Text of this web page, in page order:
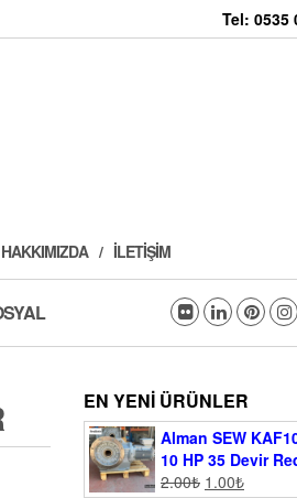
Tel: 0535
HAKKIMIZDA İLETIŞIM
EN YENI ÜRÜNLER
Alman SEW
10 HP 35 Devir
2.00₺ 1.00₺